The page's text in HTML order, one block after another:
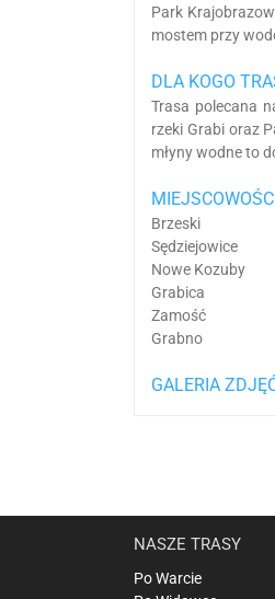
Park
mostem przy
DLA KOGO
Trasa polecana
rzeki Grabi oraz
młyny wodne to
Brzeski
Sędziejowice
Nowe Kozuby
Grabica
Zamość
Grabno
GALERIA
NASZE TRASY
Po Warcie